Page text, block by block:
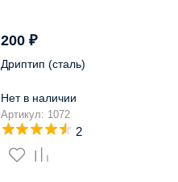
200₽
Дриптип (сталь)
Нет в наличии
Артикул: 1072
2